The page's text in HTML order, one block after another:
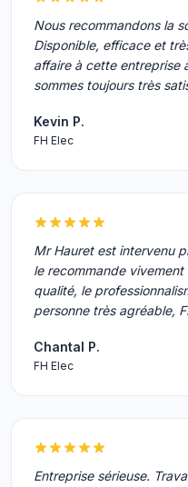
Nous recommandons la
Disponible, efficace et
affaire à cette entreprise
sommes toujours très
Kevin P.
FH Elec
Mr Hauret est intervenu
le recommande
qualité, le
personne très agréable,
Chantal P.
FH Elec
Entreprise sérieuse.